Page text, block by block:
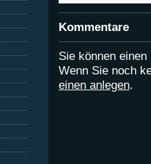
Kommentare
Sie können
Wenn Sie noch
einen anlegen.